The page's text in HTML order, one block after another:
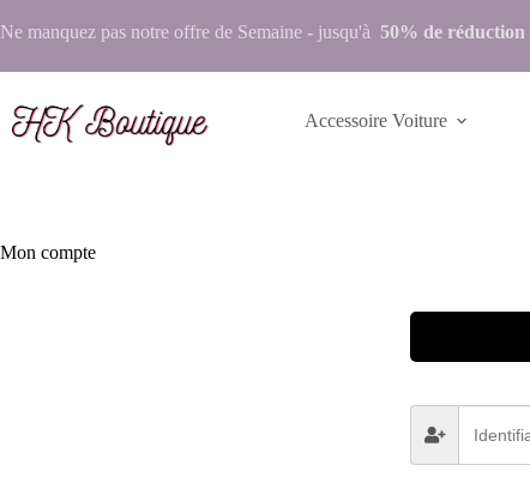
Ne manquez pas notre offre de Semaine - jusqu'à 50% de réduction
Accessoire Voiture
Mon compte